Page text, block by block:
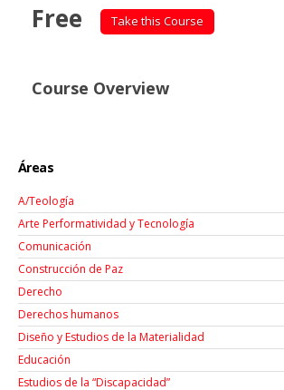
Free Take this Course
Course Overview
Áreas
A/Teología
Arte Performatividad y Tecnología
Comunicación
Construcción de Paz
Derecho
Derechos humanos
Diseño y Estudios de la Materialidad
Educación
Estudios de la “Discapacidad”